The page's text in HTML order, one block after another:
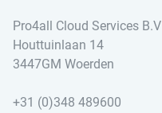
Pro4all Cloud Services B.V
Houttuinlaan 14
3447GM Woerden
+31 (0)348 489600